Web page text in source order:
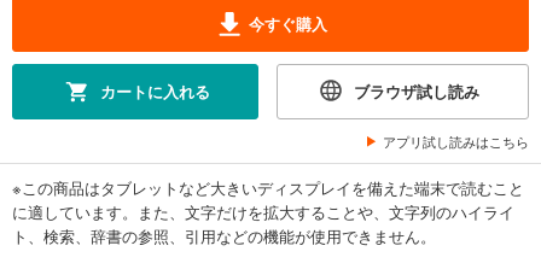
今すぐ購入
カートに入れる ブラウザ試し読み
アプリ試し読みはこちら
※この商品はタブレットなど大きいディスプレイを備えた端末で読むこと
に適しています。また、文字だけを拡大することや、文字列のハイライ
ト、検索、辞書の参照、引用などの機能が使用できません。